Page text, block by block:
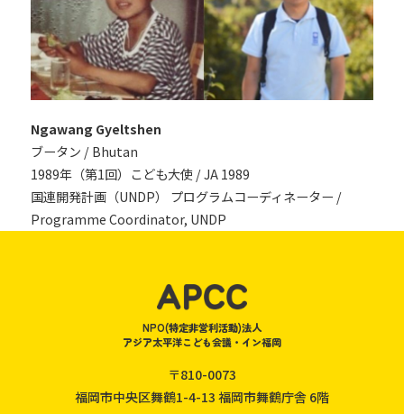
Ngawang Gyeltshen
ブータン / Bhutan
1989年（第1回）こども大使 / JA 1989
国連開発計画（UNDP） プログラムコーディネーター /
Programme Coordinator, UNDP
NPO(特定非営利活動)法人
アジア太平洋こども会議・イン福岡
〒810-0073
福岡市中央区舞鶴1-4-13 福岡市舞鶴庁舎 6階